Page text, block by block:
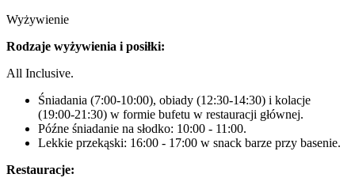
Wyżywienie
Rodzaje wyżywienia i posiłki:
All Inclusive.
Śniadania (7:00-10:00), obiady (12:30-14:30) i kolacje
(19:00-21:30) w formie bufetu w restauracji głównej.
Późne śniadanie na słodko: 10:00 - 11:00.
Lekkie przekąski: 16:00 - 17:00 w snack barze przy basenie.
Restauracje: